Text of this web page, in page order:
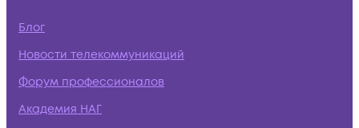
Блог
Новости телекоммуникаций
Форум профессионалов
Академия НАГ